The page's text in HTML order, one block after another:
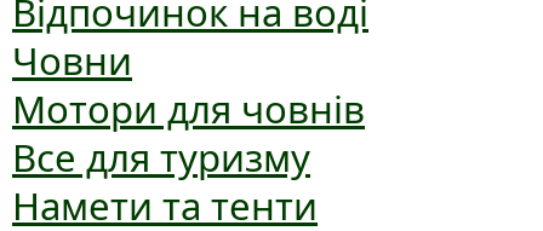
Відпочинок на воді
Човни
Мотори для човнів
Все для туризму
Намети та тенти